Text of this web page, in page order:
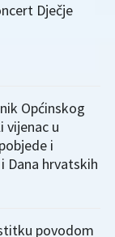
Dječje
Općinskog
vijenac u
i
Dana hrvatskih
povodom